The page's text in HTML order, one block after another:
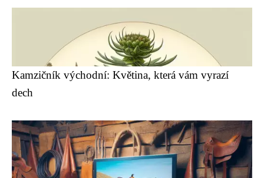
Kamzičník východní: Květina, která vám vyrazí
dech